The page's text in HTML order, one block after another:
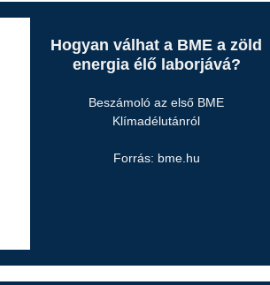
Hogyan válhat a BME a zöld
energia élő laborjává?
Beszámoló az első BME
Klímadélutánról
Forrás: bme.hu